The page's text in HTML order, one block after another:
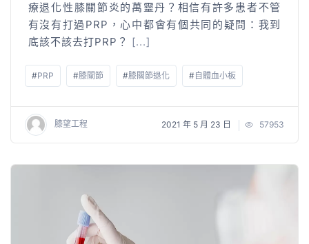
療退化性膝關節炎的萬靈丹？相信有許多患者不管
有沒有打過PRP，心中都會有個共同的疑問：我到
底該不該去打PRP？ [...]
#PRP #膝關節 #膝關節退化 #自體血小板
膝望工程 2021 年 5 月 23 日 57953